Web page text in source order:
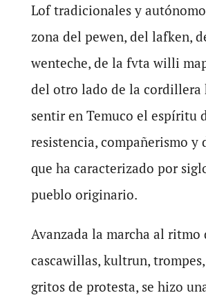
Lof tradicionales y
zona del pewen, del lafken,
wenteche, de la fvta willi
del otro lado de la cordillera
sentir en Temuco el espíritu
resistencia, compañerismo y
que ha caracterizado por
pueblo originario.
Avanzada la marcha al ritmo
cascawillas, kultrun,
gritos de protesta, se hizo